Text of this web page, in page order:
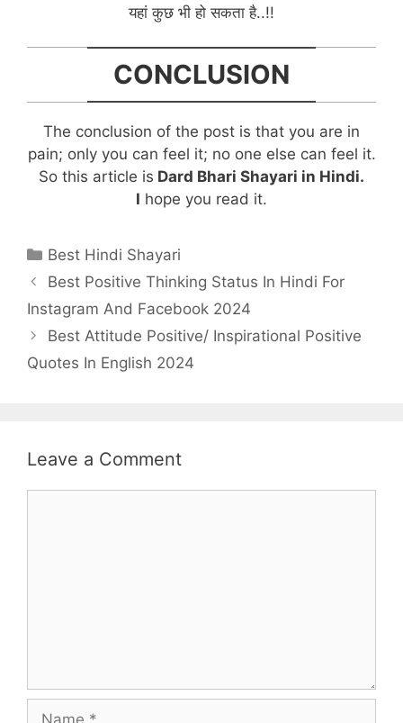
यहां कुछ भी हो सकता है..!!
CONCLUSION
The conclusion of the post is that you are in
pain; only you can feel it; no one else can feel it.
So this article is Dard Bhari Shayari in Hindi.
I hope you read it.
Categories
Best Hindi Shayari
Post
navigation
Best Positive Thinking Status In Hindi For
Instagram And Facebook 2024
Best Attitude Positive/ Inspirational Positive
Quotes In English 2024
Leave a Comment
Name